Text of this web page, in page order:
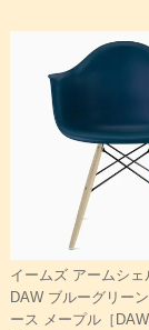
イームズ アームシェ
DAW ブルーグリー
ース メープル［